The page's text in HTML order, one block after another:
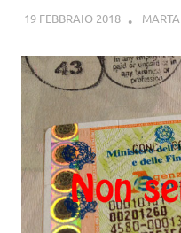
19 FEBBRAIO 2018 MARTA